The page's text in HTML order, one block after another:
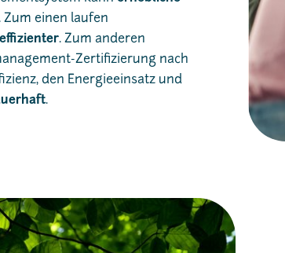
Zum einen laufen
effizienter. Zum anderen
Zertifizierung nach
den Energieeinsatz und
.